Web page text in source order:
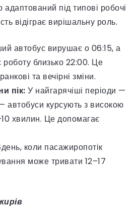
під типові робочі
відіграє вирішальну роль.
автобус вирушає о 06:15, а
роботу близько 22:00. Це
та вечірні зміни.
пік: У найгарячіші періоди —
автобуси курсують з високою
хвилин. Це допомагає
коли пасажиропотік
може тривати 12–17